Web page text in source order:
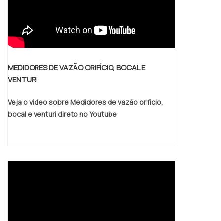
descobre o site da Ituflux. Com grande
expressão de mercado quando o assunto é
pote de selagem, lama e condensado e
orifício de restrição, garantindo o que há de
melhor na atualidade.Sem perder o foco em
valvula manifold 3 vias, deve-se descartar
empresas que não tenham produtos e
serviços com ótima qualidade e
formas diferentes de demonstrar
MEDIDORES DE VAZÃO ORIFÍCIO, BOCAL E
VENTURI
Veja o vídeo sobre Medidores de vazão orifício,
bocal e venturi direto no Youtube